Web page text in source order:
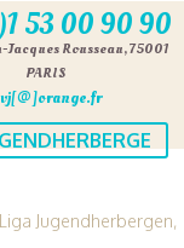
53 00 90 90
Rousseau, 75001
PARIS
Jugendherbergen,